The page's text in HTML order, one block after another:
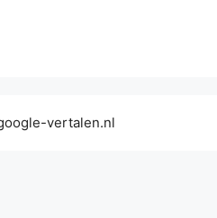
vertalen.nl